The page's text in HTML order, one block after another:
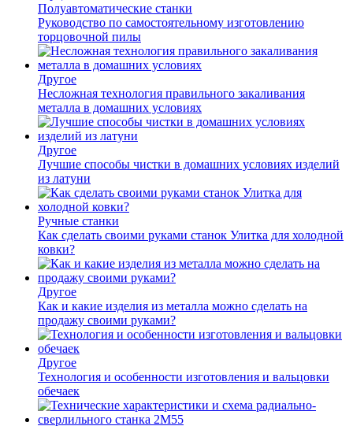
Полуавтоматические станки
Руководство по самостоятельному изготовлению
торцовочной пилы
Другое
Несложная технология правильного закаливания
металла в домашних условиях
Другое
Лучшие способы чистки в домашних условиях изделий
из латуни
Ручные станки
Как сделать своими руками станок Улитка для холодной
ковки?
Другое
Как и какие изделия из металла можно сделать на
продажу своими руками?
Другое
Технология и особенности изготовления и вальцовки
обечаек